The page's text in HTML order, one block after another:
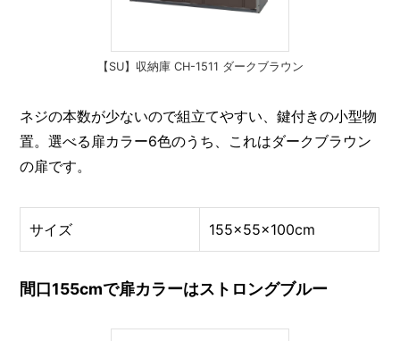
【SU】収納庫 CH-1511 ダークブラウン
ネジの本数が少ないので組立てやすい、鍵付きの小型物
置。選べる扉カラー6色のうち、これはダークブラウン
の扉です。
サイズ 155×55×100cm
間口155cmで扉カラーはストロングブルー